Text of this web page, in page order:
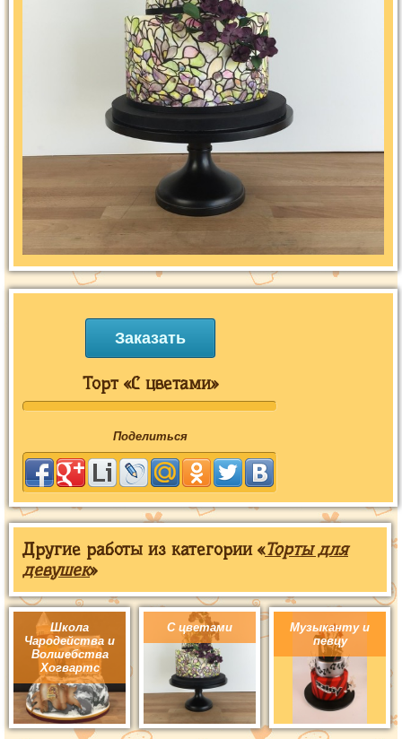
Заказать
Торт «С цветами»
Поделиться
Другие работы из категории «Торты для
девушек»
Школа
Чародейства и
Волшебства
Хогвартс
С цветами
Музыканту и
певцу